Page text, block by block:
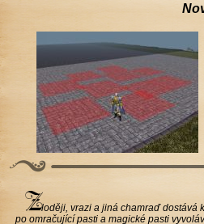
loději, vrazi a jiná chamraď dostává
po omračující pasti a magické pasti